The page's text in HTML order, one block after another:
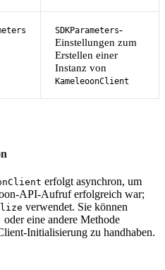
SDKParameters-
Einstellungen zum
Erstellen einer
Instanz von
KameleoonClient
erfolgt asynchron, um
API-Aufruf erfolgreich war;
verwendet. Sie können
oder eine andere Methode
Initialisierung zu handhaben.